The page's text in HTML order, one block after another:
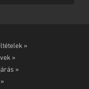
»
»
»